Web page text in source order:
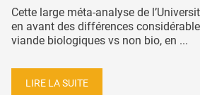
Cette large méta-analyse de
en avant des différences
viande biologiques vs non bio, en ...
LIRE LA SUITE